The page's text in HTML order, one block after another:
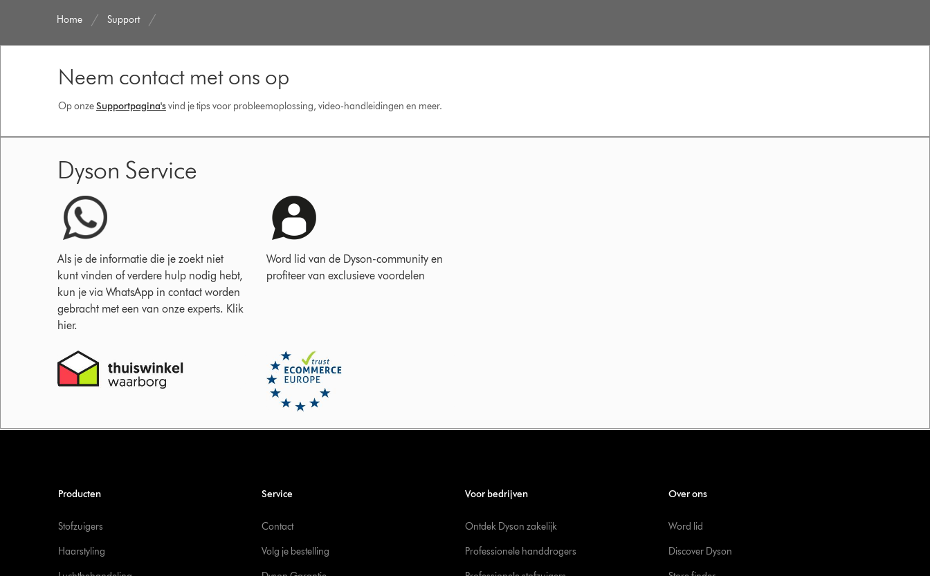
Home Support
Neem contact met ons op
Op onzeSupportpagina'svind je tips voor probleemoplossing, video-handleidingen en meer.
Dyson Service
Als je de informatie die je zoekt niet
kunt vinden of verdere hulp nodig hebt,
kun je via WhatsApp in contact worden
gebracht met een van onze experts. Klik
hier.
Word lid van de Dyson-community en
profiteer van exclusieve voordelen
Producten
Stofzuigers
Haarstyling
Service
Contact
Volg je bestelling
Voor bedrijven
Ontdek Dyson zakelijk
Professionele handdrogers
Over ons
Word lid
Discover Dyson